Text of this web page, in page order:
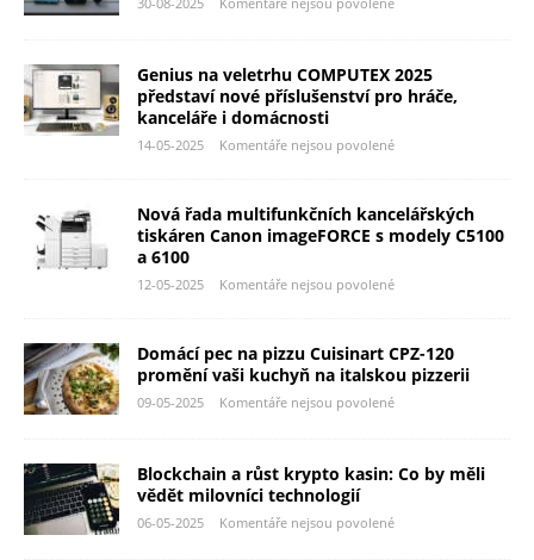
Genius na veletrhu COMPUTEX 2025
představí nové příslušenství pro hráče,
kanceláře i domácnosti
14-05-2025 Komentáře nejsou povolené
Nová řada multifunkčních kancelářských
tiskáren Canon imageFORCE s modely C5100
a 6100
12-05-2025 Komentáře nejsou povolené
Domácí pec na pizzu Cuisinart CPZ-120
promění vaši kuchyň na italskou pizzerii
09-05-2025 Komentáře nejsou povolené
Blockchain a růst krypto kasin: Co by měli
vědět milovníci technologií
06-05-2025 Komentáře nejsou povolené